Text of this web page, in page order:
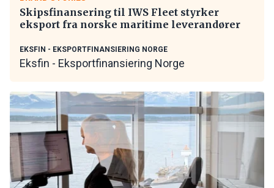
Skipsfinansering til IWS Fleet styrker
eksport fra norske maritime leverandører
EKSFIN - EKSPORTFINANSIERING NORGE
Eksfin - Eksportfinansiering Norge